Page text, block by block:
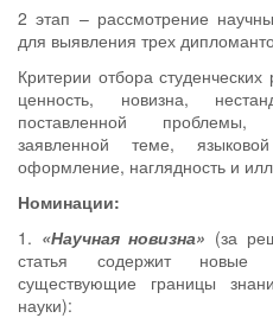
2 этап – рассмотрение
для выявления трех
Критерии отбора
ценность, новизна,
поставленной проблемы,
заявленной теме,
оформление, наглядность и
Номинации:
1. «Научная новизна» (за
статья содержит новые
существующие границы
науки):